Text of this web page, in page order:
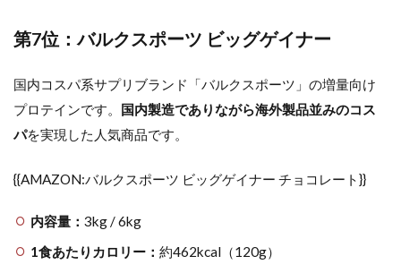
第7位：バルクスポーツ ビッグゲイナー
国内コスパ系サプリブランド「バルクスポーツ」の増量向け
プロテインです。 国内製造でありながら海外製品並みのコス
パを実現した人気商品です。
{{AMAZON:バルクスポーツ ビッグゲイナー チョコレート}}
内容量： 3kg / 6kg
1食あたりカロリー： 約462kcal（120g）